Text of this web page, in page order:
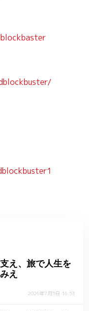
え、旅で人生を
え
2026年7月1日 16:53